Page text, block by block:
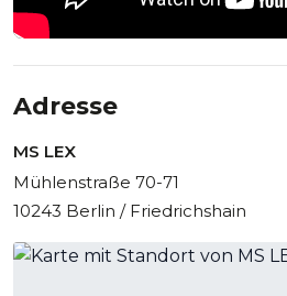
Adresse
MS LEX
Mühlenstraße 70-71
10243 Berlin / Friedrichshain